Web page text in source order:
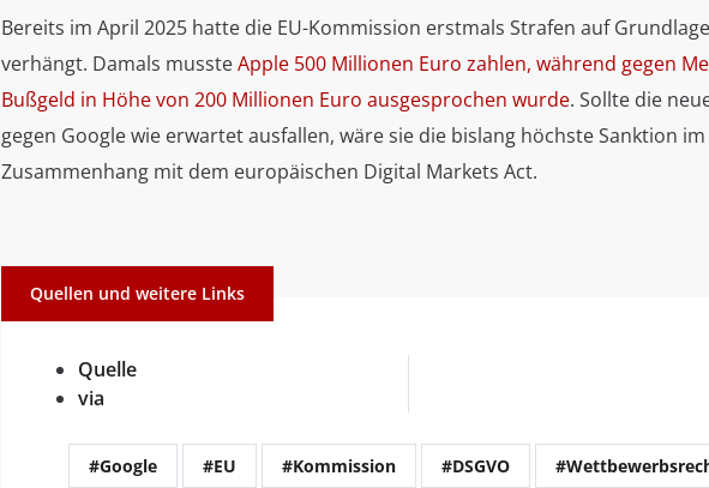
Bereits im April 2025 hatte die EU-Kommission erstmals Strafen auf
verhängt. Damals mussteApple 500 Millionen Euro zahlen, während gegen
Bußgeld in Höhe von 200 Millionen Euro ausgesprochen wurde. Sollte die
gegen Google wie erwartet ausfallen, wäre sie die bislang höchste Sanktion im
Zusammenhang mit dem europäischen Digital Markets Act.
Quellen und weitere Links
Quelle
via
#Google #EU #Kommission #DSGVO